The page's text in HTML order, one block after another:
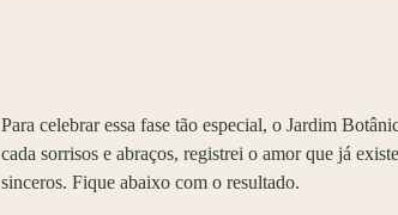
Para celebrar essa fase tão especial, o Jardim
cada sorrisos e abraços, registrei o amor que já
sinceros. Fique abaixo com o resultado.